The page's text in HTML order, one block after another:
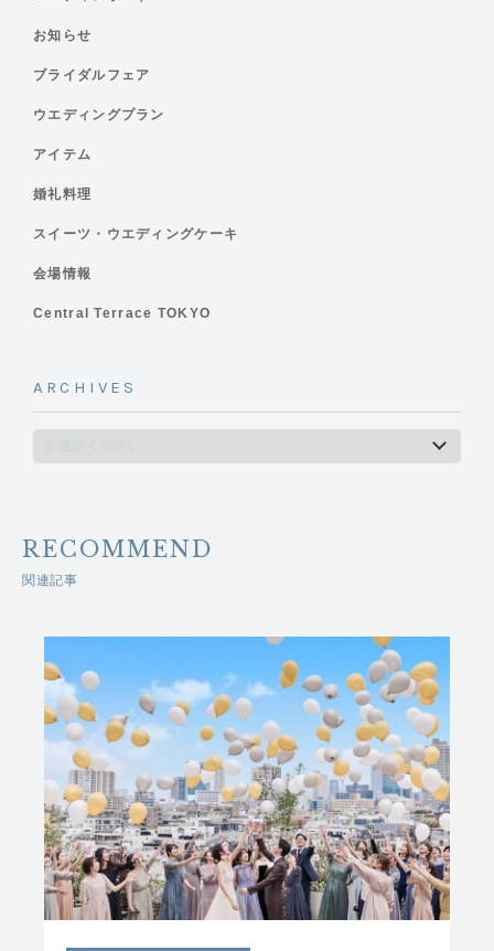
お知らせ
ブライダルフェア
ウエディングプラン
アイテム
婚礼料理
スイーツ・ウエディングケーキ
会場情報
Central Terrace TOKYO
ARCHIVES
RECOMMEND
関連記事